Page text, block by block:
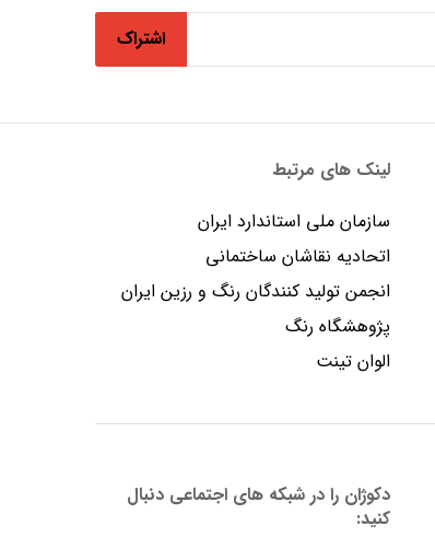
اشتراک
لینک های مرتبط
سازمان ملی استاندارد ایران
اتحادیه نقاشان ساختمانی
انجمن توليد كنندگان رنگ و رزين ايران
پژوهشگاه رنگ
الوان تینت
دکوژان را در شبکه های اجتماعی دنبال
کنید: